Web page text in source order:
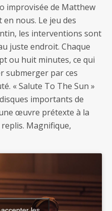
improvisée de Matthew
nous. Le jeu des
les interventions sont
juste endroit. Chaque
ou huit minutes, ce qui
submerger par ces
« Salute To The Sun »
importants de
œuvre prétexte à la
Magnifique,